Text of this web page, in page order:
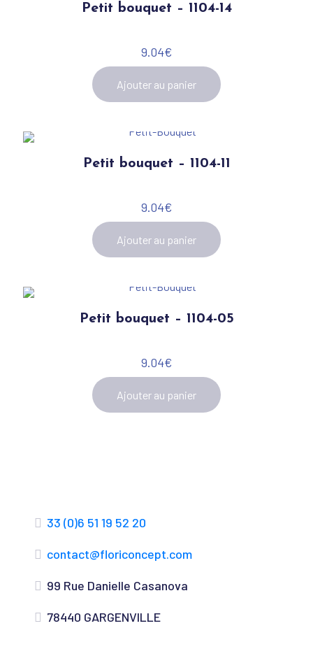
Petit bouquet – 1104-14
9.04€
Ajouter au panier
Petit bouquet – 1104-11
9.04€
Ajouter au panier
Petit bouquet – 1104-05
9.04€
Ajouter au panier
33 (0)6 51 19 52 20
contact@floriconcept.com
99 Rue Danielle Casanova
78440 GARGENVILLE